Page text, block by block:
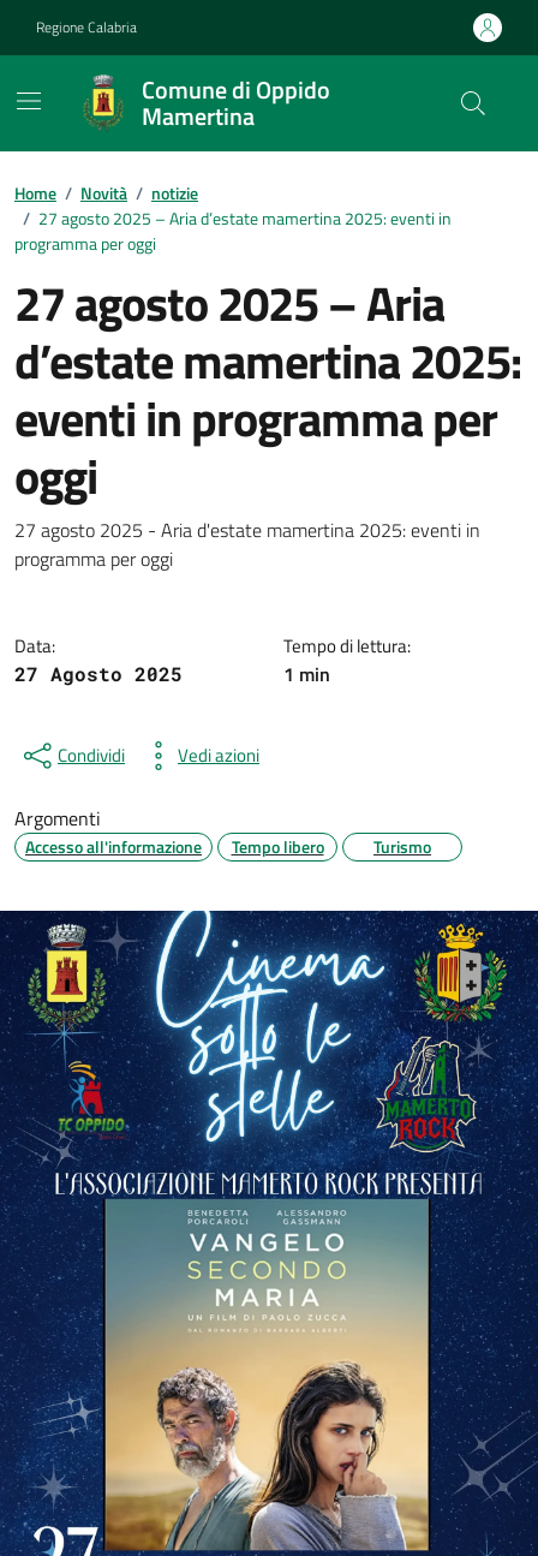
Regione Calabria
Comune di Oppido
Mamertina
Home / Novità / notizie
/ 27 agosto 2025 – Aria d’estate mamertina 2025: eventi in
programma per oggi
27 agosto 2025 – Aria
d’estate mamertina 2025:
eventi in programma per
oggi
Dettagli della notizia
27 agosto 2025 - Aria d'estate mamertina 2025: eventi in
programma per oggi
Data:
27 Agosto 2025
Tempo di lettura:
1 min
Condividi Vedi azioni
Argomenti
Accesso all'informazione Tempo libero Turismo